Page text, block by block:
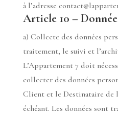
à l’adresse
Article 10 –
a) Collecte des données
traitement, le suivi et
L’Appartement 7 doit
collecter des données
Client et le Destinataire de
échéant. Les données sont